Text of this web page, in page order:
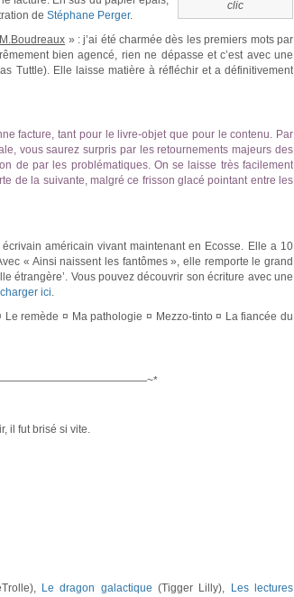
clic
de Stéphane Perger.
» : j’ai été charmée dès les premiers mots par
bien agencé, rien ne dépasse et c’est avec une
Tuttle). Elle laisse matière à réfléchir et a définitivement
facture, tant pour le livre-objet que pour le contenu. Par
vous saurez surpris par les retournements majeurs des
de par les problématiques. On se laisse très facilement
de la suivante, malgré ce frisson glacé pointant entre les
américain vivant maintenant en Ecosse. Elle a 10
« Ainsi naissent les fantômes », elle remporte le grand
étrangère’. Vous pouvez découvrir son écriture avec une
ici.
remède ¤ Ma pathologie ¤ Mezzo-tinto ¤ La fiancée du
il fut brisé si vite.
Le dragon galactique (Tigger Lilly),
Les lectures